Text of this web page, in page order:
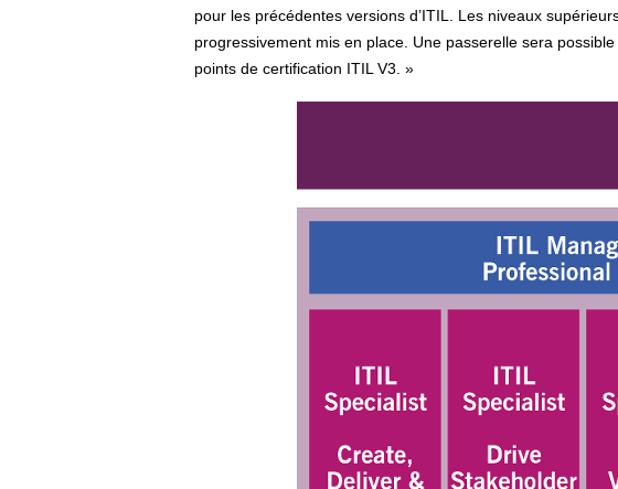
pour les précédentes versions d’ITIL. Les niveaux
progressivement mis en place. Une passerelle sera
points de certification ITIL V3. »